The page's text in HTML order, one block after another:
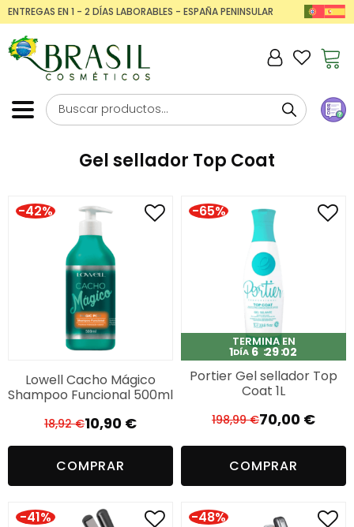
ENTREGAS EN 1 - 2 DÍAS LABORABLES - ESPAÑA PENINSULAR
Gel sellador Top Coat
-42%
Lowell Cacho Mágico
Shampoo Funcional 500ml
18,92€ El
precio
original
era:
18,92 €.
10,90 €
El
precio
actual
es:
10,90 €.
COMPRAR
-65%
TERMINA EN
1DÍA6 2902
Portier Gel sellador Top
Coat 1L
198,99€ El
precio
original
era:
70,00 €
El
precio
actual
es:
COMPRAR
-41% -48%